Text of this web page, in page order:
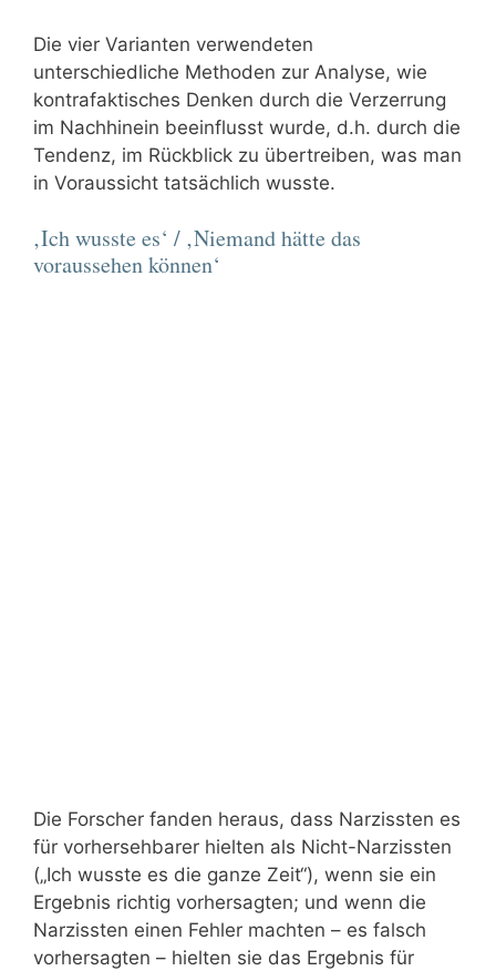
Die vier Varianten verwendeten
unterschiedliche Methoden zur Analyse, wie
kontrafaktisches Denken durch die Verzerrung
im Nachhinein beeinflusst wurde, d.h. durch die
Tendenz, im Rückblick zu übertreiben, was man
in Voraussicht tatsächlich wusste.
‚Ich wusste es‘ / ‚Niemand hätte das
voraussehen können‘
Die Forscher fanden heraus, dass Narzissten es
für vorhersehbarer hielten als Nicht-Narzissten
(„Ich wusste es die ganze Zeit“), wenn sie ein
Ergebnis richtig vorhersagten; und wenn die
Narzissten einen Fehler machten – es falsch
vorhersagten – hielten sie das Ergebnis für